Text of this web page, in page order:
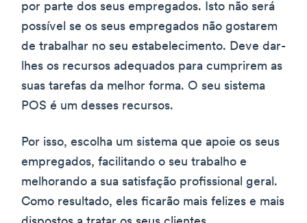
por parte dos seus empregados. Isto não será
possível se os seus empregados não gostarem
de trabalhar no seu estabelecimento. Deve dar-
lhes os recursos adequados para cumprirem as
suas tarefas da melhor forma. O seu sistema
POS é um desses recursos.
Por isso, escolha um sistema que apoie os seus
empregados, facilitando o seu trabalho e
melhorando a sua satisfação profissional geral.
Como resultado, eles ficarão mais felizes e mais